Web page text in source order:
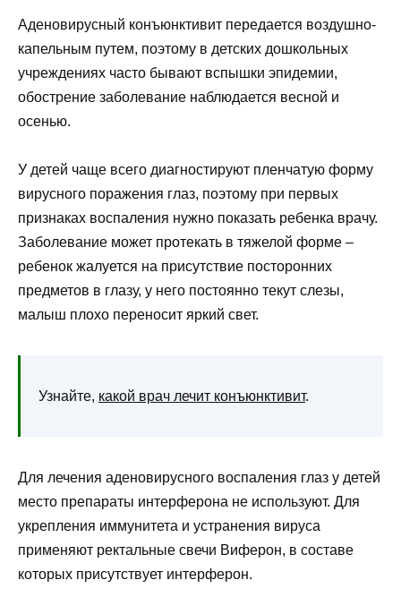
Аденовирусный конъюнктивит передается воздушно-
капельным путем, поэтому в детских дошкольных
учреждениях часто бывают вспышки эпидемии,
обострение заболевание наблюдается весной и
осенью.
У детей чаще всего диагностируют пленчатую форму
вирусного поражения глаз, поэтому при первых
признаках воспаления нужно показать ребенка врачу.
Заболевание может протекать в тяжелой форме –
ребенок жалуется на присутствие посторонних
предметов в глазу, у него постоянно текут слезы,
малыш плохо переносит яркий свет.
Узнайте, какой врач лечит конъюнктивит.
Для лечения аденовирусного воспаления глаз у детей
место препараты интерферона не используют. Для
укрепления иммунитета и устранения вируса
применяют ректальные свечи Виферон, в составе
которых присутствует интерферон.